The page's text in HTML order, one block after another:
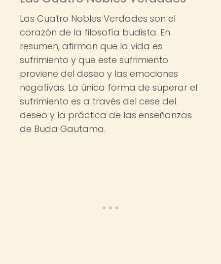
Las Cuatro Nobles Verdades son el
corazón de la filosofía budista. En
resumen, afirman que la vida es
sufrimiento y que este sufrimiento
proviene del deseo y las emociones
negativas. La única forma de superar el
sufrimiento es a través del cese del
deseo y la práctica de las enseñanzas
de Buda Gautama.